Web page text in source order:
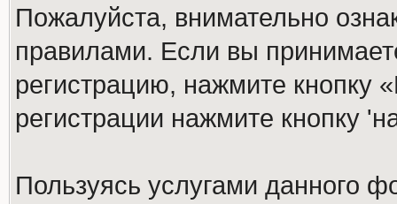
Пожалуйста, внимательно
правилами. Если вы
регистрацию, нажмите кнопку
регистрации нажмите кнопку
Пользуясь услугами данного